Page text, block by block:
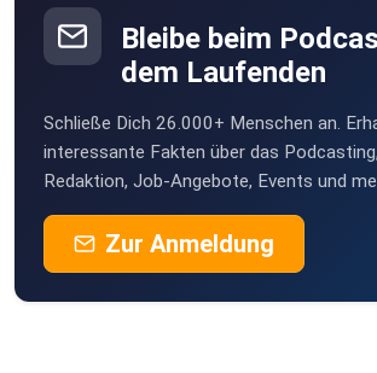
Bremen
Turkan
Göttingen
KaeptnBlaubaer99
Stuttgart
vy00ha7d
Bleibe beim
dem Laufenden
Schließe Dich 26.000+ Menschen an.
interessante Fakten über das
Redaktion, Job-Angebote, Events und
Zur Anmeldung